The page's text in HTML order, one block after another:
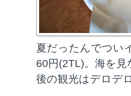
夏だったんでつい
60円(2TL)。海を
後の観光はデロデ